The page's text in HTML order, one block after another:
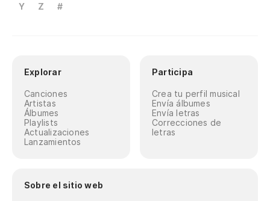
Y
Z #
Explorar
Canciones
Artistas
Álbumes
Playlists
Actualizaciones
Lanzamientos
Participa
Crea tu perfil musical
Envía álbumes
Envía letras
Correcciones de
letras
Sobre el sitio web